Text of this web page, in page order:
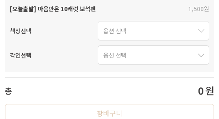
[오늘출발] 마음만은 10캐럿 보석펜 1,500원
색상선택
각인선택
총 0원
장바구니